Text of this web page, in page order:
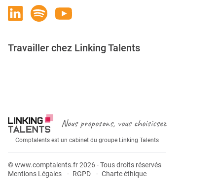
Travailler chez Linking Talents
Nous proposons, vous choisissez
Comptalents est un cabinet du groupe Linking Talents
© www.comptalents.fr 2026 - Tous droits réservés
Mentions Légales
RGPD Charte éthique